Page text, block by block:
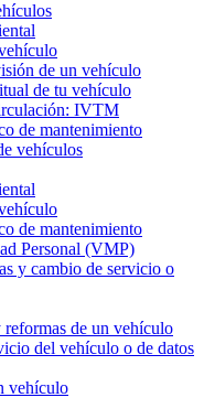
de un vehículo
de tu vehículo
IVTM
de mantenimiento
vehículos
de mantenimiento
Personal (VMP)
y cambio de servicio o
de un vehículo
del vehículo o de datos
vehículo